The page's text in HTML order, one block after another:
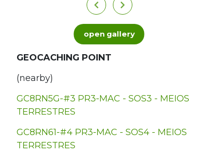
open gallery
GEOCACHING POINT
(nearby)
GC8RN5G-#3 PR3-MAC - SOS3 - MEIOS
TERRESTRES
GC8RN61-#4 PR3-MAC - SOS4 - MEIOS
TERRESTRES